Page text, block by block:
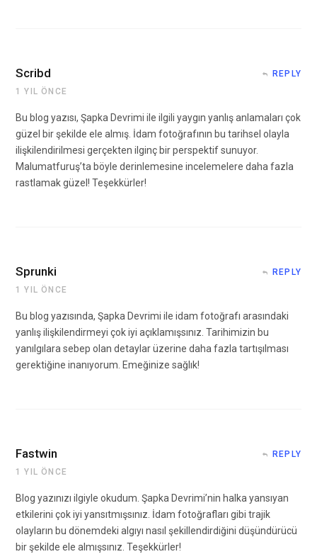
Scribd
1 YIL ÖNCE
REPLY
Bu blog yazısı, Şapka Devrimi ile ilgili yaygın yanlış anlamaları çok
güzel bir şekilde ele almış. İdam fotoğrafının bu tarihsel olayla
ilişkilendirilmesi gerçekten ilginç bir perspektif sunuyor.
Malumatfuruş’ta böyle derinlemesine incelemelere daha fazla
rastlamak güzel! Teşekkürler!
Sprunki
1 YIL ÖNCE
REPLY
Bu blog yazısında, Şapka Devrimi ile idam fotoğrafı arasındaki
yanlış ilişkilendirmeyi çok iyi açıklamışsınız. Tarihimizin bu
yanılgılara sebep olan detaylar üzerine daha fazla tartışılması
gerektiğine inanıyorum. Emeğinize sağlık!
Fastwin
1 YIL ÖNCE
REPLY
Blog yazınızı ilgiyle okudum. Şapka Devrimi’nin halka yansıyan
etkilerini çok iyi yansıtmışsınız. İdam fotoğrafları gibi trajik
olayların bu dönemdeki algıyı nasıl şekillendirdiğini düşündürücü
bir şekilde ele almışsınız. Teşekkürler!